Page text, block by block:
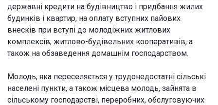
державні кредити на будівництво і придбання жилих
будинків і квартир, на оплату вступних пайових
внесків при вступі до молодіжних житлових
комплексів, житлово-будівельних кооперативів, а
також на обзаведення домашнім господарством.
Молодь, яка переселяється у трудонедостатні сільські
населені пункти, а також місцева молодь, зайнята в
сільському господарстві, переробних, обслуговуючих